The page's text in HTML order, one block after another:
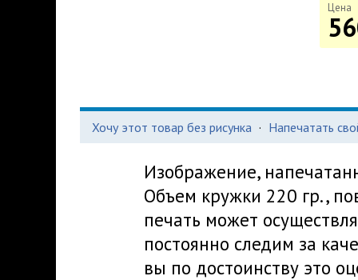
Цена
Хочу этот товар без рисунка · Напечатать
Изображение,
Объем кружки 220 гр.,
печать может
постоянно следим за
вы по достоинству это